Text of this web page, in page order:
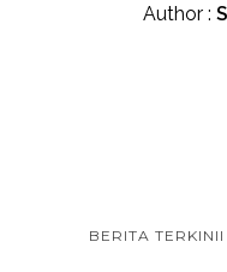
Author :
BERITA TERKINII